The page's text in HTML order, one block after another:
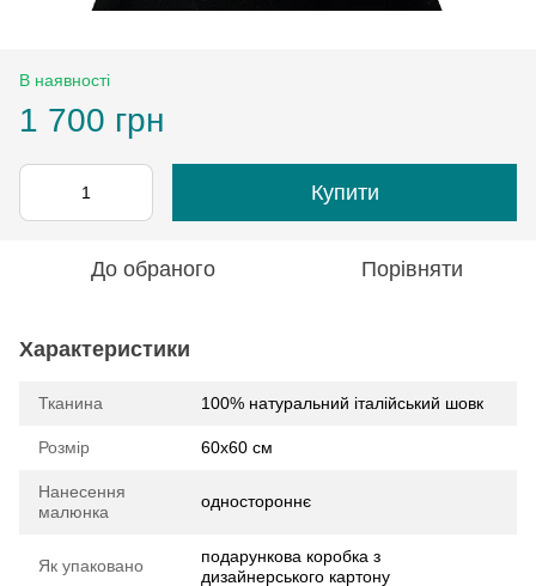
В наявності
1 700 грн
Купити
До обраного Порівняти
Характеристики
Тканина 100% натуральний італійський шовк
Розмір 60х60 см
Нанесення
малюнка
одностороннє
Як упаковано
подарункова коробка з
дизайнерського картону